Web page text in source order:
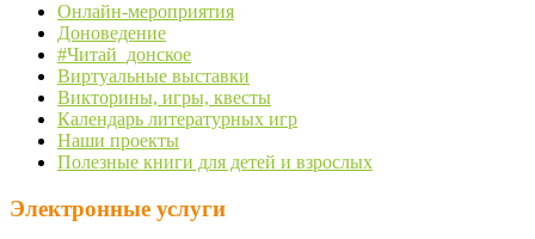
Онлайн-мероприятия
Доноведение
#Читай_донское
Виртуальные выставки
Викторины, игры, квесты
Календарь литературных игр
Наши проекты
Полезные книги для детей и взрослых
Электронные услуги